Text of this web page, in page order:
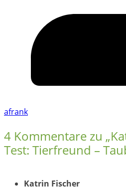
afrank
4 Kommentare zu „
Test: Tierfreund –
Katrin Fischer